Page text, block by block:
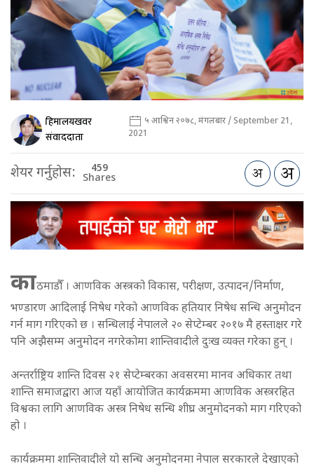
हिमालयखवर
संवाददाता
५ आश्विन २०७८, मंगलबार / September 21,
2021
शेयर गर्नुहोस: 459
Shares
काठमाडौँ । आणविक अस्त्रको विकास, परीक्षण, उत्पादन/निर्माण,
भण्डारण आदिलाई निषेध गरेको आणविक हतियार निषेध सन्धि अनुमोदन
गर्न माग गरिएको छ । सन्धिलाई नेपालले २० सेप्टेम्बर २०१७ मै हस्ताक्षर गरे
पनि अझैसम्म अनुमोदन नगरेकोमा शान्तिवादीले दुःख व्यक्त गरेका हुन् ।
अन्तर्राष्ट्रिय शान्ति दिवस २१ सेप्टेम्बरका अवसरमा मानव अधिकार तथा
शान्ति समाजद्वारा आज यहाँ आयोजित कार्यक्रममा आणविक अस्त्ररहित
विश्वका लागि आणविक अस्त्र निषेध सन्धि शीघ्र अनुमोदनको माग गरिएको
हो ।
कार्यक्रममा शान्तिवादीले यो सन्धि अनुमोदनमा नेपाल सरकारले देखाएको